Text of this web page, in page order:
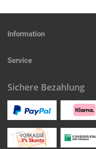
Information
Service
Sichere Bezahlung